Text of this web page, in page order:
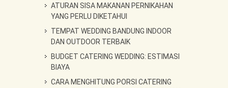
ATURAN SISA MAKANAN PERNIKAHAN
YANG PERLU DIKETAHUI
TEMPAT WEDDING BANDUNG INDOOR
DAN OUTDOOR TERBAIK
BUDGET CATERING WEDDING: ESTIMASI
BIAYA
CARA MENGHITUNG PORSI CATERING